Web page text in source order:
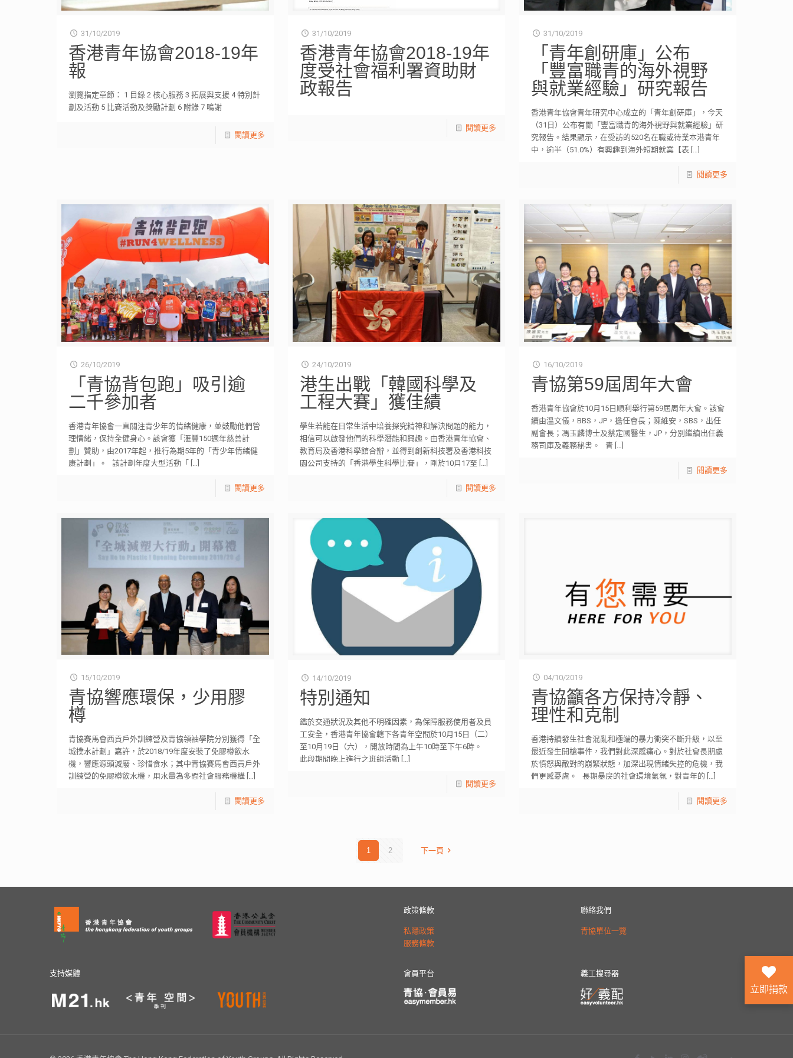
31/10/2019
香港青年協會2018-19年
報
瀏覽指定章節： 1 目錄 2 核心服務 3 拓展與支援 4 特別計
劃及活動 5 比賽活動及獎勵計劃 6 附錄 7 鳴謝
閱讀更多
31/10/2019
香港青年協會2018-19年
度受社會福利署資助財
政報告
閱讀更多
31/10/2019
「青年創研庫」公布
「豐富職青的海外視野
與就業經驗」研究報告
香港青年協會青年研究中心成立的「青年創研庫」，今天
（31日）公布有關「豐富職青的海外視野與就業經驗」研
究報告。結果顯示，在受訪的520名在職或待業本港青年
中，逾半（51.0%）有興趣到海外短期就業【表
閱讀更多
26/10/2019
「青協背包跑」吸引逾
二千參加者
香港青年協會一直關注青少年的情緒健康，並鼓勵他們管
理情緒，保持全健身心。該會獲「滙豐150週年慈善計
劃」贊助，由2017年起，推行為期5年的「青少年情緒健
康計劃」。 該計劃年度大型活動「[…]
閱讀更多
24/10/2019
港生出戰「韓國科學及
工程大賽」獲佳績
學生若能在日常生活中培養探究精神和解決問題的能力，
相信可以啟發他們的科學潛能和興趣。由香港青年協會、
教育局及香港科學館合辦，並得到創新科技署及香港科技
園公司支持的「香港學生科學比賽」，剛於10月17至 […]
閱讀更多
16/10/2019
青協第59屆周年大會
香港青年協會於10月15日順利舉行第59屆周年大會。該會
續由溫文儀，BBS，JP，擔任會長；陳維安，SBS，出任
副會長；馮玉麟博士及蔡定國醫生，JP，分別繼續出任義
務司庫及義務秘書。 青[…]
閱讀更多
15/10/2019
青協響應環保，少用膠
樽
青協賽馬會西貢戶外訓練營及青協領袖學院分別獲得「全
城撲水計劃」嘉許，於2018/19年度安裝了免膠樽飲水
機，響應源頭減廢、珍惜食水；其中青協賽馬會西貢戶外
訓練營的免膠樽飲水機，用水量為多間社會服務機構[…]
閱讀更多
14/10/2019
特別通知
鑑於交通狀況及其他不明確因素，為保障服務使用者及員
工安全，香港青年協會轄下各青年空間於10月15日（二）
至10月19日（六），開放時間為上午10時至下午6時。
此段期間晚上進行之班組活動[…]
閱讀更多
04/10/2019
青協籲各方保持冷靜、
理性和克制
香港持續發生社會混亂和極端的暴力衝突不斷升級，以至
最近發生開槍事件，我們對此深感痛心。對於社會長期處
於憤怒與敵對的崩緊狀態，加深出現情緒失控的危機，我
們更感憂慮。 長期暴戾的社會環境氣氛，對青年的 […]
閱讀更多
1 2 下一頁
政策條款
私隱政策
服務條款
聯絡我們
青協單位一覽
支持媒體 會員平台 義工搜尋器
立即捐款